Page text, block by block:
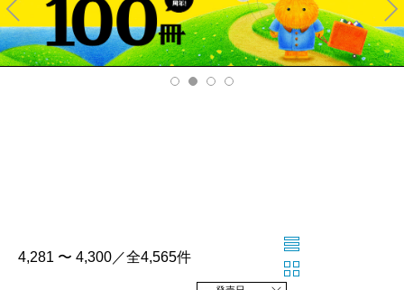
Pre
v
Ne
xt
4,281 〜 4,300／全4,565件